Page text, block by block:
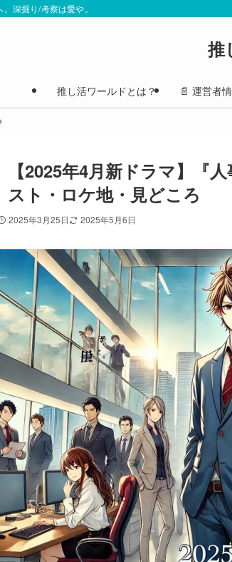
深掘り/考察は愛や。
推
推し活ワールドとは？ 📄 運営者
【2025年4月新ドラマ】『
スト・ロケ地・見どころ
2025年3月25日 2025年5月6日